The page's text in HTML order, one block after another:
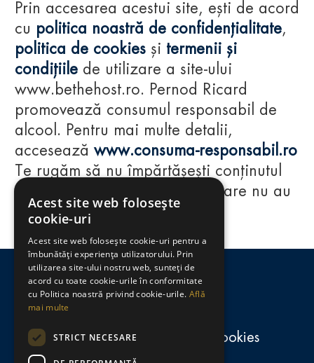
Regulamente
consumă-responsabil.ro
Politica de confidențialitate și cookies
Prin accesarea acestui site, ești de acord
cu politica noastră de confidențialitate,
politica de cookies și termenii și
condițiile de utilizare a site-ului
www.bethehost.ro. Pernod Ricard
promovează consumul responsabil de
alcool. Pentru mai multe detalii,
accesează www.consuma-responsabil.ro
Te rugăm să nu împărtășești conținutul
acestui website cu persoane care nu au
împlinit vârsta de 18 ani.
Acest site web folosește
cookie-uri
Acest site web folosește cookie-uri pentru a
îmbunătăți experiența utilizatorului. Prin
utilizarea site-ului nostru web, sunteți de
acord cu toate cookie-urile în conformitate
cu Politica noastră privind cookie-urile. Află
mai multe
STRICT NECESARE